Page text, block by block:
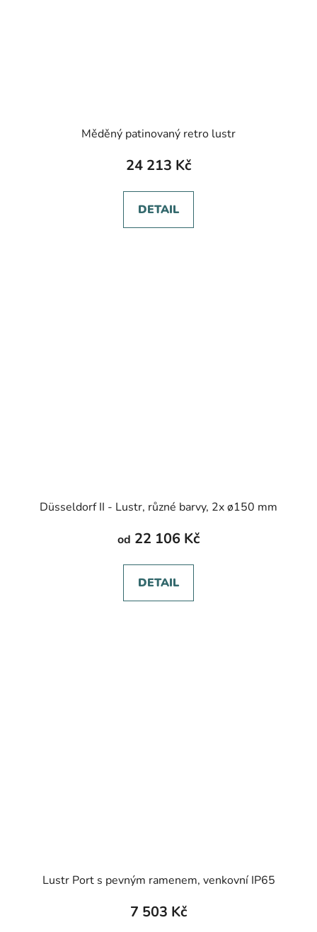
Měděný patinovaný retro lustr
24 213 Kč
DETAIL
Düsseldorf II - Lustr, různé barvy, 2x ø150 mm
od 22 106 Kč
DETAIL
Lustr Port s pevným ramenem, venkovní IP65
7 503 Kč